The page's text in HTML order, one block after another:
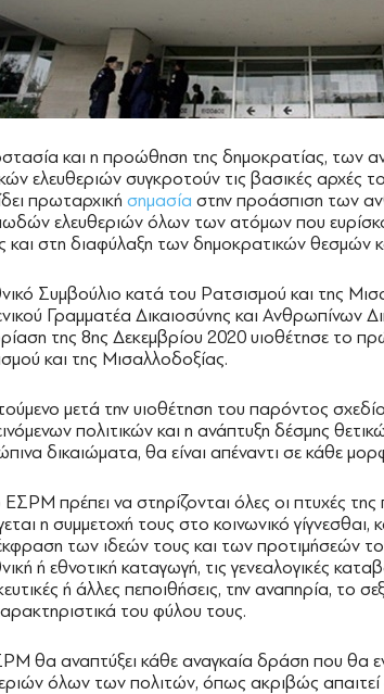
και η προώθηση της δημοκρατίας, των
ελευθεριών συγκροτούν τις βασικές αρχές
πρωταρχική σημασία στην προάσπιση των
ελευθεριών όλων των ατόμων που
και στη διαφύλαξη των δημοκρατικών θεσμών
Συμβούλιο κατά του Ρατσισμού και της
Γραμματέα Δικαιοσύνης και Ανθρωπίνων
της 8ης Δεκεμβρίου 2020 υιοθέτησε το
και της Μισαλλοδοξίας.
μετά την υιοθέτηση του παρόντος
πολιτικών και η ανάπτυξη δέσμης
δικαιώματα, θα είναι απέναντι σε κάθε
ΕΣΡΜ πρέπει να στηρίζονται όλες οι πτυχές
η συμμετοχή τους στο κοινωνικό
των ιδεών τους και των προτιμήσεών
ή εθνοτική καταγωγή, τις γενεαλογικές
ή άλλες πεποιθήσεις, την αναπηρία, το
του φύλου τους.
θα αναπτύξει κάθε αναγκαία δράση που θα
όλων των πολιτών, όπως ακριβώς